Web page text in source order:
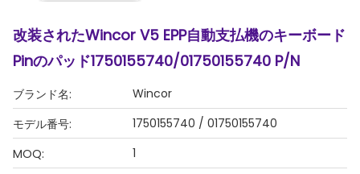
改装されたWincor V5 EPP自動支払機のキーボード
Pinのパッド1750155740/01750155740 P/N
ブランド名:
Wincor
モデル番号:
1750155740 / 01750155740
MOQ:
1